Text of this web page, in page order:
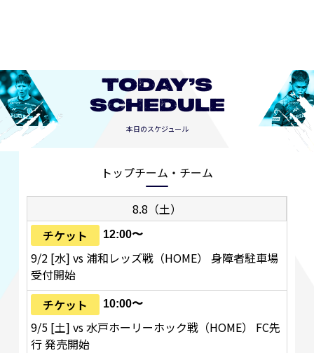
TODAY’S
SCHEDULE
本日のスケジュール
トップチーム・チーム
8.8（土）
チケット
12:00〜
9/2 [水] vs 浦和レッズ戦（HOME） 身障者駐車場
受付開始
チケット
10:00〜
9/5 [土] vs 水戸ホーリーホック戦（HOME） FC先
行 発売開始